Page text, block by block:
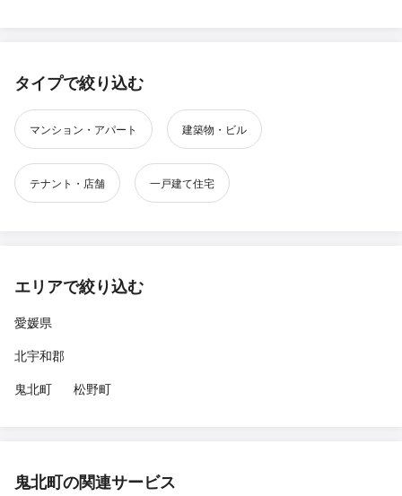
タイプで絞り込む
マンション・アパート 建築物・ビル
テナント・店舗 一戸建て住宅
エリアで絞り込む
愛媛県
北宇和郡
鬼北町
松野町
鬼北町の関連サービス